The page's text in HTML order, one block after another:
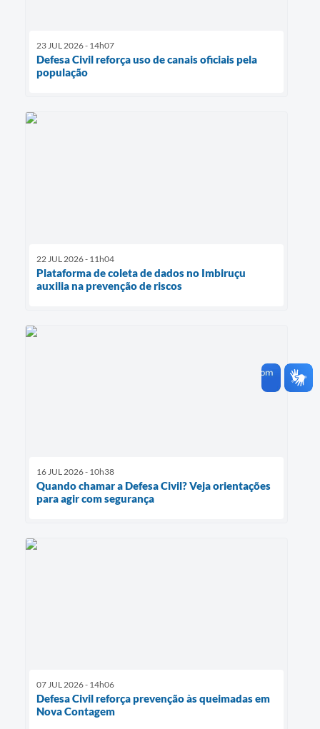
23 JUL 2026 - 14h07
Defesa Civil reforça uso de canais oficiais pela
população
22 JUL 2026 - 11h04
Plataforma de coleta de dados no Imbiruçu
auxilia na prevenção de riscos
16 JUL 2026 - 10h38
Quando chamar a Defesa Civil? Veja orientações
para agir com segurança
07 JUL 2026 - 14h06
Defesa Civil reforça prevenção às queimadas em
Nova Contagem